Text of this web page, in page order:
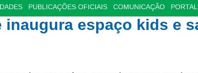
PUBLICAÇÕES OFICIAIS COMUNICAÇÃO
inaugura espaço kids e